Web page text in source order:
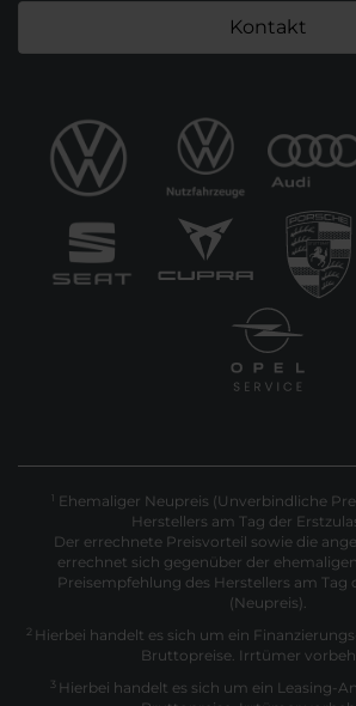
Kontakt
1 Ehemaliger Neupreis (Unverbindliche
Herstellers am Tag der
Der errechnete Preisvorteil sowie die
errechnet sich gegenüber der
Preisempfehlung des Herstellers am Tag
(Neupreis).
2 Hierbei handelt es sich um ein
Bruttopreise. Irrtümer
3 Hierbei handelt es sich um ein Leasing-